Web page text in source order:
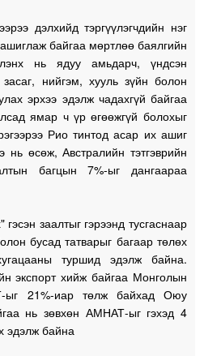
дэлхийд тэргүүлэгчдийн нэг
байгаа мөртлөө баялгийн
нь ядуу амьдарч, үндсэн
нийгэм, хууль зүйн болон
эрхээ эдэлж чадахгүй байгаа
ямар ч үр өгөөжгүй болохыг
Рио тинтод асар их ашиг
нь өсөж, Австралийн тэтгэврийн
багцын 7%-ыг дангаараа
заалтыг гэрээнд тусгаснаар
бусад татварыг багаар төлөх
туршид эдэлж байна.
экспорт хийж байгаа Монголын
ыг 21%-иар төлж байхад Оюу
нь зөвхөн АМНАТ-ыг гэхэд 4
эдэлж байна